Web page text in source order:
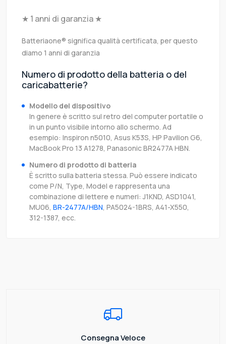
★ 1 anni di garanzia ★
Batteriaone® significa qualità certificata, per questo
diamo 1 anni di garanzia
Numero di prodotto della batteria o del
caricabatterie?
Modello del dispositivo
In genere è scritto sul retro del computer portatile o
in un punto visibile intorno allo schermo. Ad
esempio: Inspiron n5010, Asus K53S, HP Pavilion G6,
MacBook Pro 13 A1278, Panasonic BR2477A HBN.
Numero di prodotto di batteria
È scritto sulla batteria stessa. Può essere indicato
come P/N, Type, Model e rappresenta una
combinazione di lettere e numeri: J1KND, ASD1041,
MU06, BR-2477A/HBN, PA5024-1BRS, A41-X550,
312-1387, ecc.
Consegna Veloce